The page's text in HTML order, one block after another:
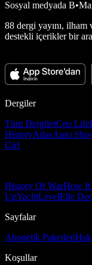
Sosyal medyada
88 dergi yayını,
destekli içerikler bir
Dergiler
Tüm DergilerCeo Life
HistoryAtlasAuto
Girl
History Of WarHow It
UpYachtLevelElle
Sayfalar
Abonelik Paketleri
Koşullar